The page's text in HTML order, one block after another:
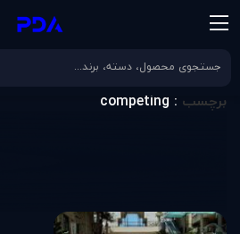
صفحه اصلی برچسب competing
برچسب : competing